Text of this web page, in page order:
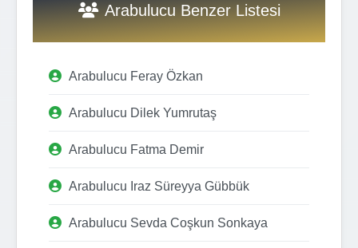
Arabulucu Benzer Listesi
Arabulucu Feray Özkan
Arabulucu Dilek Yumrutaş
Arabulucu Fatma Demir
Arabulucu Iraz Süreyya Gübbük
Arabulucu Sevda Coşkun Sonkaya